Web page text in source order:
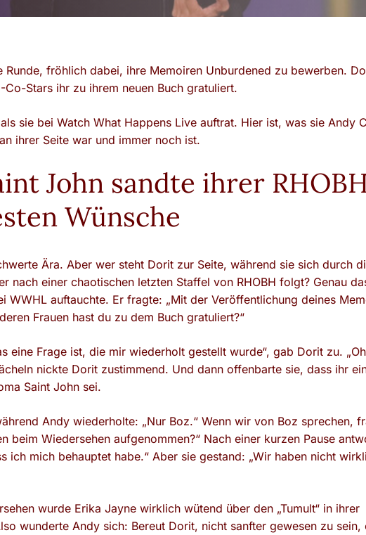
Runde, fröhlich dabei, ihre Memoiren Unburdened zu bewerben.
Co-Stars ihr zu ihrem neuen Buch gratuliert.
sie bei Watch What Happens Live auftrat. Hier ist, was sie Andy
ihrer Seite war und immer noch ist.
John sandte ihrer
Wünsche
Ära. Aber wer steht Dorit zur Seite, während sie sich durch
nach einer chaotischen letzten Staffel von RHOBH folgt? Genau
WWHL auftauchte. Er fragte: „Mit der Veröffentlichung deines
Frauen hast du zu dem Buch gratuliert?“
eine Frage ist, die mir wiederholt gestellt wurde“, gab Dorit zu.
nickte Dorit zustimmend. Und dann offenbarte sie, dass ihr
Saint John sei.
Andy wiederholte: „Nur Boz.“ Wenn wir von Boz sprechen,
beim Wiedersehen aufgenommen?“ Nach einer kurzen Pause
ich mich behauptet habe.“ Aber sie gestand: „Wir haben nicht
wurde Erika Jayne wirklich wütend über den „Tumult“ in ihrer
wunderte Andy sich: Bereut Dorit, nicht sanfter gewesen zu